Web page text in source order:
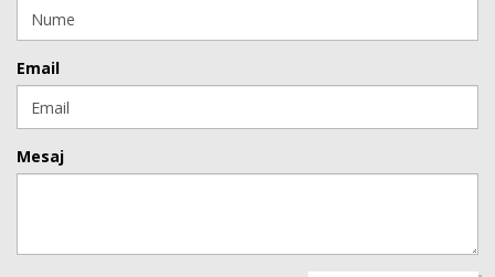
Email
Mesaj